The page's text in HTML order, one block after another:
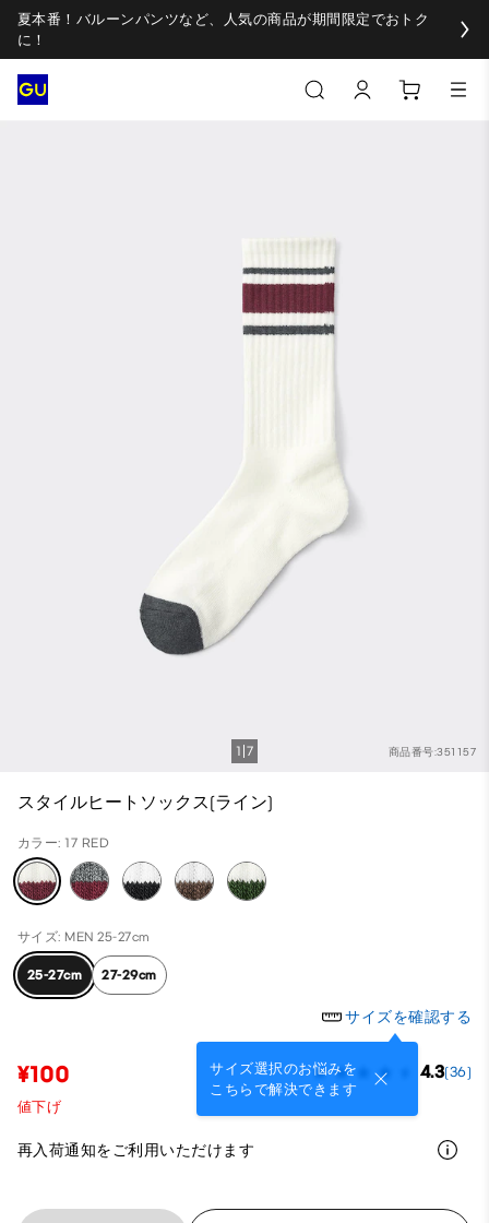
夏本番！バルーンパンツなど、人気の商品が期間限定でおトク
に！
商品番号:351157
1 7
スタイルヒートソックス(ライン)
カラー: 17 RED
サイズ: MEN 25-27cm
25-27cm 27-29cm
サイズを確認する
サイズ選択のお悩みを
こちらで解決できます
¥100 4.3(36)
値下げ
再入荷通知をご利用いただけます